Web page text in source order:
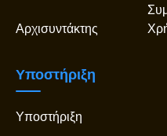
Αρχισυντάκτης
Υποστήριξη
Υποστήριξη